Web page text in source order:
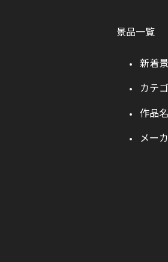
景品一覧
新着
カテ
作品
メー